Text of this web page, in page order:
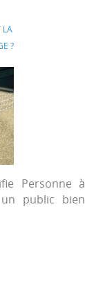
LA
?
Personne à
public bien